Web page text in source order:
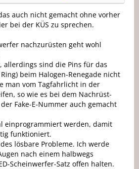
auch nicht gemacht ohne vorher
bei der KÜS zu sprechen.
nachzurüsten geht wohl
allerdings sind die Pins für das
beim Halogen-Renegade nicht
man vom Tagfahrlicht in der
so wie es bei dem Nachrüst-
Fake-E-Nummer auch gemacht
einprogrammiert werden, damit
funktioniert.
lösbare Probleme. Ich werde
nach einem halbwegs
Scheinwerfer-Satz offen halten.